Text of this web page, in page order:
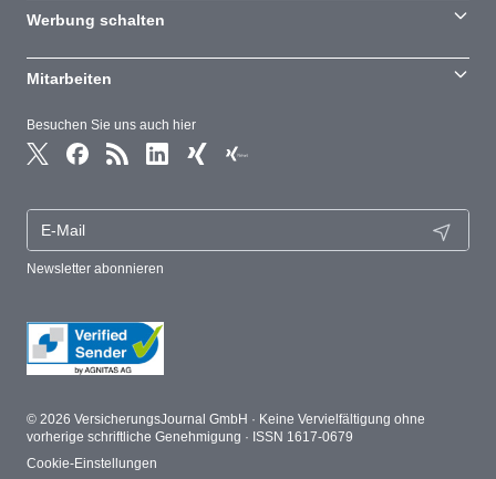
Besuchen Sie uns auch hier
Newsletter abonnieren
Werbung schalten
Mitarbeiten
© 2026 VersicherungsJournal GmbH · Keine Vervielfältigung ohne
vorherige schriftliche Genehmigung · ISSN 1617-0679
Cookie-Einstellungen